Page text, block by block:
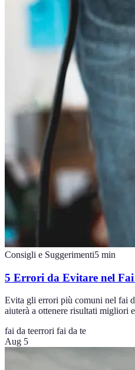
Consigli e Suggerimenti5 min
5 Errori da Evitare nel
Evita gli errori più comuni nel fai
aiuterà a ottenere risultati migliori
fai da teerrori fai da te
Aug 5